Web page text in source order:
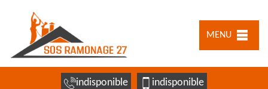
MENU
indisponible indisponible